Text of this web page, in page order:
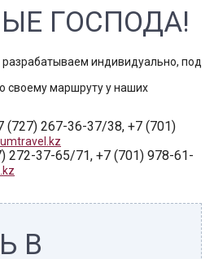
ГОСПОДА!
индивидуально, под
своему маршруту у наших
(727) 267-36-37/38, +7 (701)
272-37-65/71, +7 (701) 978-61-
В